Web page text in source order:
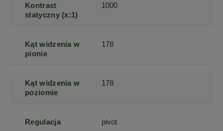
Kontrast
statyczny (x:1)
1000
Kąt widzenia w
pionie
178
Kąt widzenia w
poziomie
178
Regulacja
pivot